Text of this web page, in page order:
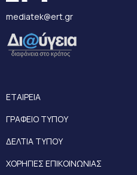
mediatek@ert.gr
ΕΤΑΙΡΕΙΑ
ΓΡΑΦΕΙΟ ΤΥΠΟΥ
ΔΕΛΤΙΑ ΤΥΠΟΥ
ΧΟΡΗΓΙΕΣ ΕΠΙΚΟΙΝΩΝΙΑΣ